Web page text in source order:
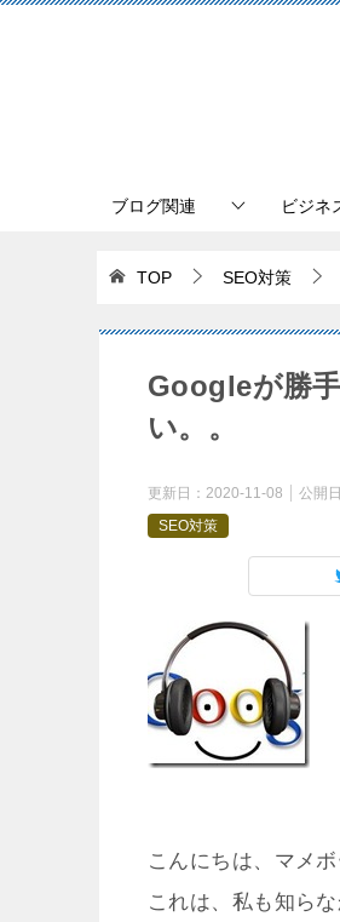
ブログ関連 ビジネ
TOP SEO対策
Googleが勝
い。。
更新日： 2020-11-08 公開
SEO対策
こんにちは、マメボ
これは、私も知ら